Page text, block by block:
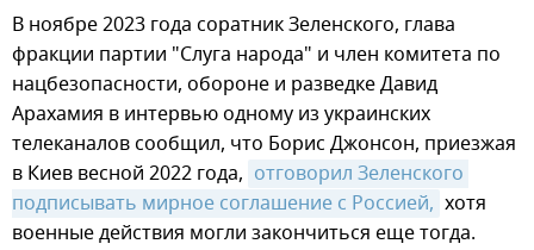
В ноябре 2023 года соратник Зеленского, глава
фракции партии "Слуга народа" и член комитета по
нацбезопасности, обороне и разведке Давид
Арахамия в интервью одному из украинских
телеканалов сообщил, что Борис Джонсон, приезжая
в Киев весной 2022 года, отговорил Зеленского
подписывать мирное соглашение с Россией, хотя
военные действия могли закончиться еще тогда.